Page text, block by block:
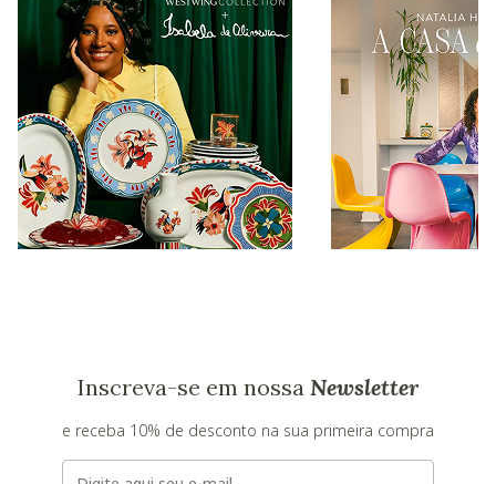
Inscreva-se em nossa Newsletter
e receba 10% de desconto na sua primeira compra
E-mail